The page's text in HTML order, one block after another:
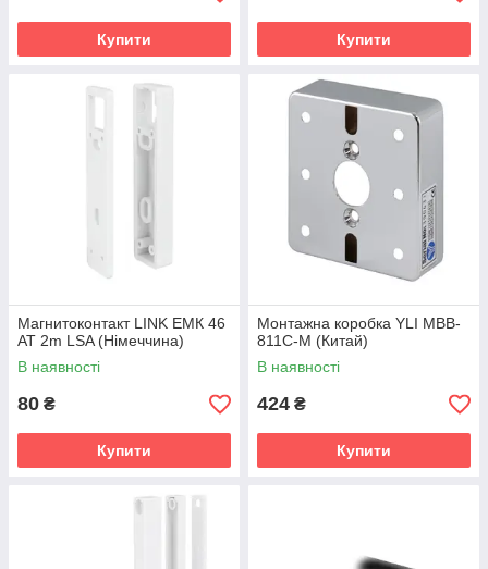
Купити Купити
Магнитоконтакт LINK ЕМК 46
AT 2m LSA (Німеччина)
В наявності
80 ₴
Купити
Монтажна коробка YLI MBB-
811C-M (Китай)
В наявності
424 ₴
Купити